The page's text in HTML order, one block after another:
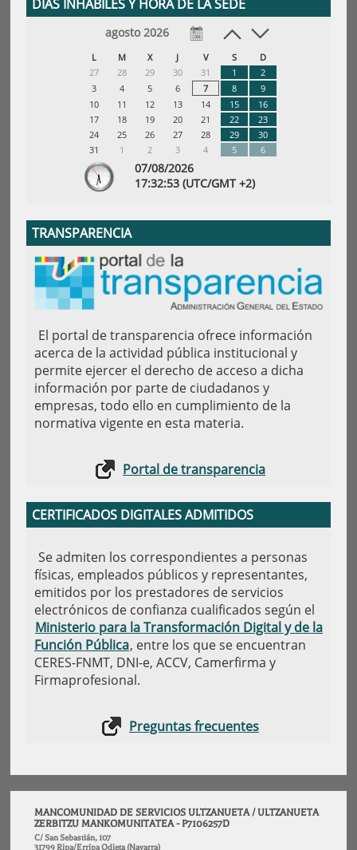
DÍAS INHÁBILES Y HORA DE LA SEDE
agosto 2026
L M X J V S
D
27
28 29 30 31 1
2
3
4 5 6 7 8
9
10
11 12 13 14 15
16
17
18 19 20 21 22
23
24
25 26 27 28 29
30
31
1 2 3 4 5 6
07/08/2026
17:32:54 (UTC/GMT +2)
TRANSPARENCIA
El portal de transparencia ofrece información
acerca de la actividad pública institucional y
permite ejercer el derecho de acceso a dicha
información por parte de ciudadanos y
empresas, todo ello en cumplimiento de la
normativa vigente en esta materia.
Portal de transparencia
CERTIFICADOS DIGITALES ADMITIDOS
Se admiten los correspondientes a personas
físicas, empleados públicos y representantes,
emitidos por los prestadores de servicios
electrónicos de confianza cualificados según el
Ministerio para la Transformación Digital y de la
Función Pública, entre los que se encuentran
CERES-FNMT, DNI-e, ACCV, Camerfirma y
Firmaprofesional.
Preguntas frecuentes
MANCOMUNIDAD DE SERVICIOS ULTZANUETA / ULTZANUETA
ZERBITZU MANKOMUNITATEA - P7106257D
C/ San Sebastián, 107
31799 Ripa/Erripa Odieta (Navarra)